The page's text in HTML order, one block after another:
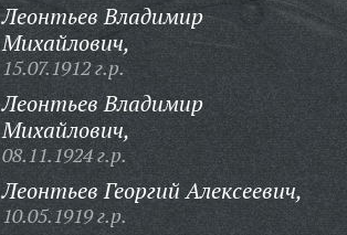
Леонтьев Владимир
Михайлович,
15.07.1912 г.р.
Леонтьев Владимир
Михайлович,
08.11.1924 г.р.
Леонтьев Георгий Алексеевич,
10.05.1919 г.р.